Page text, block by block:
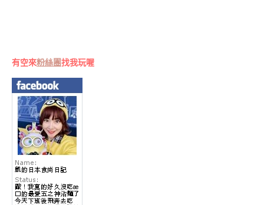
有空來粉絲團找我玩喔